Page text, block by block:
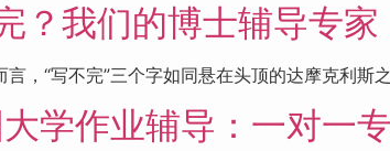
？我们的博士辅导专
言，“写不完”三个字如同悬在头顶的达摩克利
学作业辅导：一对一